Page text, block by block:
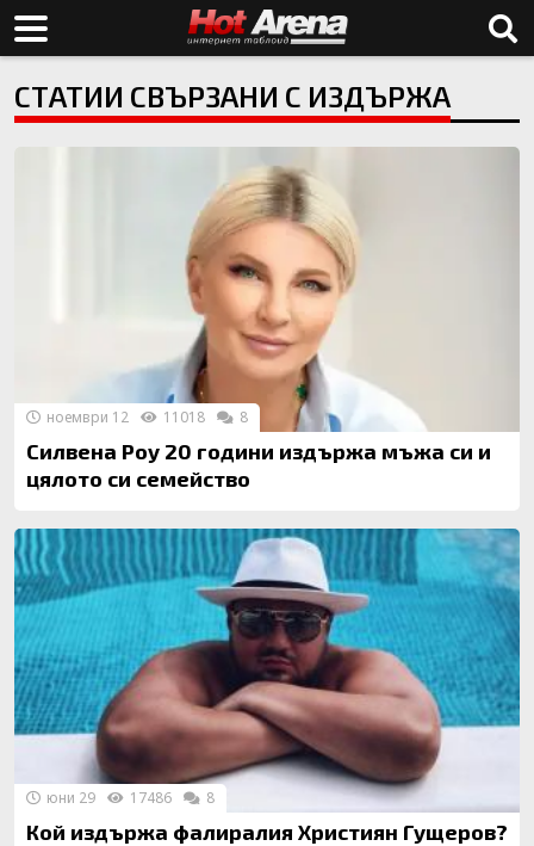
СТАТИИ СВЪРЗАНИ С ИЗДЪРЖА
Силвена Роу 20 години издържа мъжа си и
цялото си семейство
ноември 12 11018 8
Кой издържа фалиралия Християн Гущеров?
юни 29 17486 8